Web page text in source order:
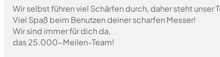
Wir selbst führen viel Schärfen durch, daher steht
Viel Spaß beim Benutzen deiner scharfen Messer!
Wir sind immer für dich da,
das 25.000-Meilen-Team!